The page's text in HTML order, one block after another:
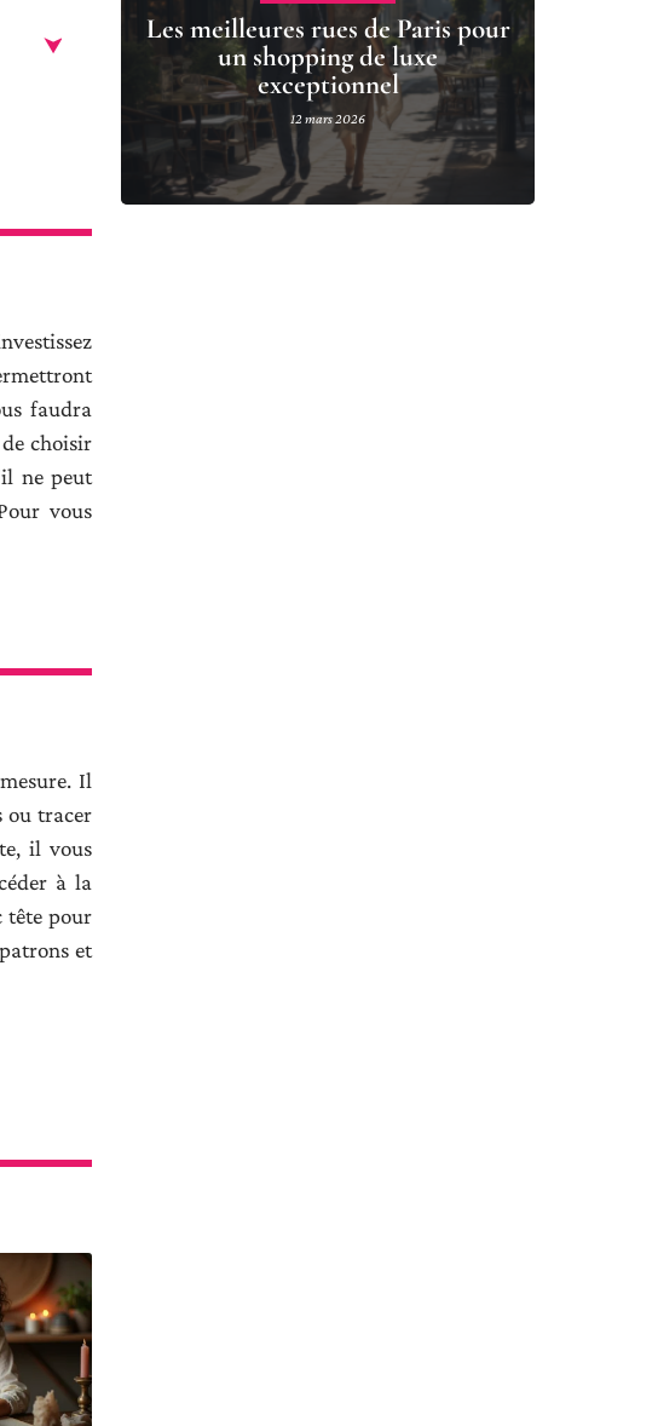
faudra
de choisir
ne peut
vous
Il
ou tracer
il vous
à la
tête pour
et
Les meilleures rues de Paris pour
un shopping de luxe
exceptionnel
12 mars 2026